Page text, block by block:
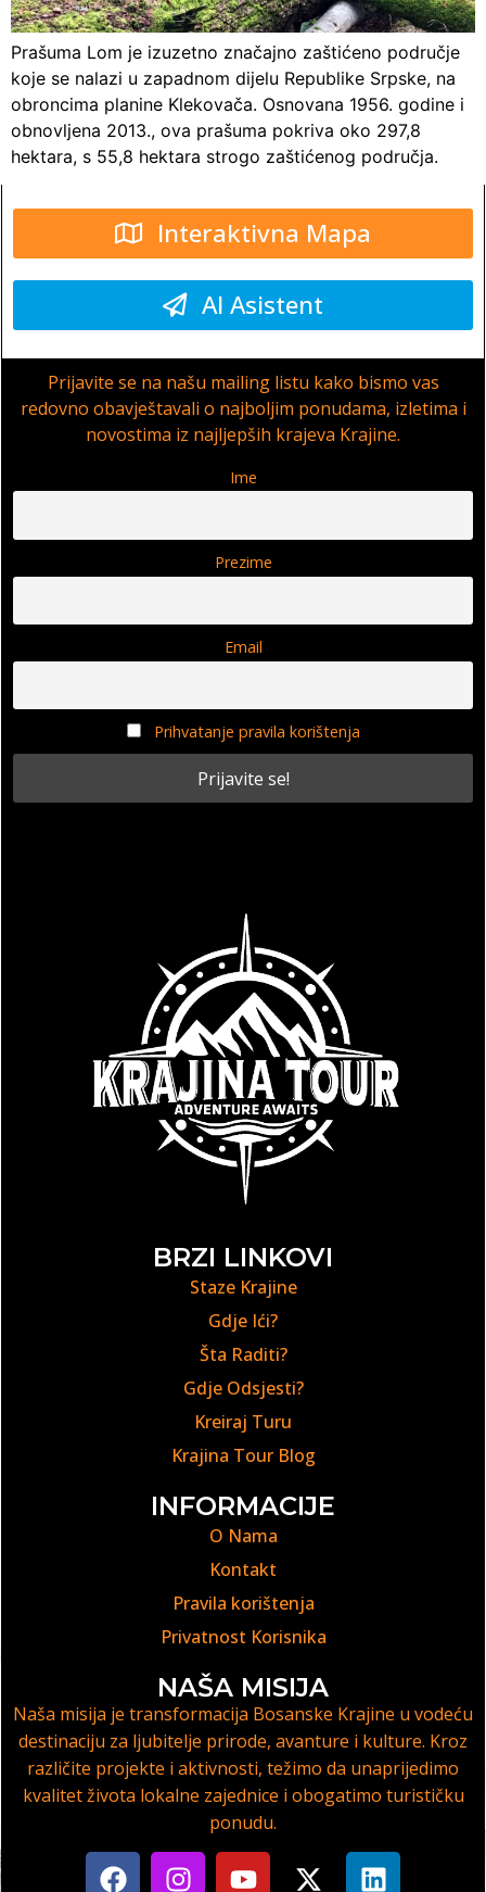
Prašuma Lom je izuzetno značajno zaštićeno područje
koje se nalazi u zapadnom dijelu Republike Srpske, na
obroncima planine Klekovača. Osnovana 1956. godine i
obnovljena 2013., ova prašuma pokriva oko 297,8
hektara, s 55,8 hektara strogo zaštićenog područja.
Interaktivna Mapa
AI Asistent
Prijavite se na našu mailing listu kako bismo vas
redovno obavještavali o najboljim ponudama, izletima i
novostima iz najljepših krajeva Krajine.
Ime
Prezime
Email
Prihvatanje pravila korištenja
BRZI LINKOVI
Staze Krajine
Gdje Ići?
Šta Raditi?
Gdje Odsjesti?
Kreiraj Turu
Krajina Tour Blog
INFORMACIJE
O Nama
Kontakt
Pravila korištenja
Privatnost Korisnika
NAŠA MISIJA
Naša misija je transformacija Bosanske Krajine u vodeću
destinaciju za ljubitelje prirode, avanture i kulture. Kroz
različite projekte i aktivnosti, težimo da unaprijedimo
kvalitet života lokalne zajednice i obogatimo turističku
ponudu.